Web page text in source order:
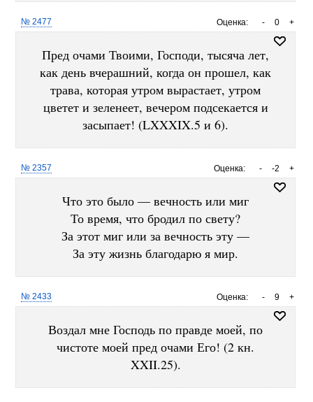
Оценка: +
0
-
№ 2477
Пред очами Твоими, Господи, тысяча лет,
как день вчерашний, когда он прошел, как
трава, которая утром вырастает, утром
цветет и зеленеет, вечером подсекается и
засыпает! (LXXXIX.5 и 6).
Оценка: +
-2
-
№ 2357
Что это было — вечность или миг
То время, что бродил по свету?
За этот миг или за вечность эту —
За эту жизнь благодарю я мир.
Оценка: +
9
-
№ 2433
Воздал мне Господь по правде моей, по
чистоте моей пред очами Его! (2 кн.
XXII.25).